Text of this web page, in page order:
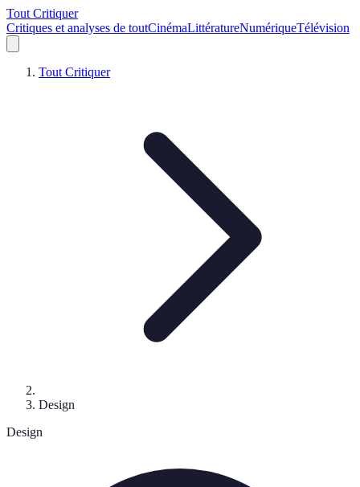
Tout Critiquer
Critiques et analyses de toutCinémaLittératureNumériqueTélévision
Tout Critiquer
Design
Design